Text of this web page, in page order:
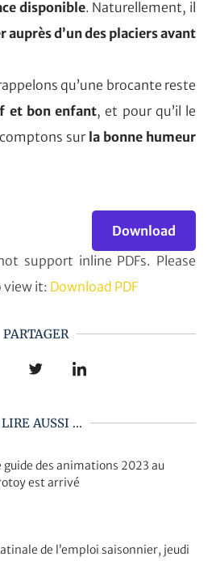
disponible. Naturellement, il
auprès d’un des placiers avant
qu’une brocante reste
et bon enfant, et pour qu’il le
sur la bonne humeur
Download
support inline PDFs. Please
view it: Download PDF
PARTAGER
AUSSI ...
guide des animations 2023 au
est arrivé
de l’emploi saisonnier, jeudi